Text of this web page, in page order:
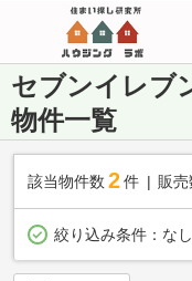
セブンイレブ
物件一覧
該当物件数 2件 販売
絞り込み条件： なし